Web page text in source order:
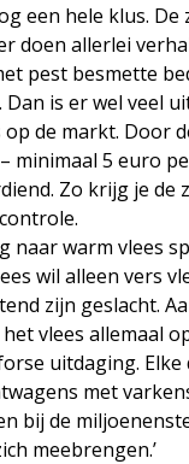
een hele klus. De
doen allerlei
pest besmette
is er wel veel
op de markt. Door
minimaal 5 euro
Zo krijg je de
naar warm vlees
wil alleen vers
zijn geslacht.
vlees allemaal
uitdaging. Elke
met
bij de
meebrengen.’